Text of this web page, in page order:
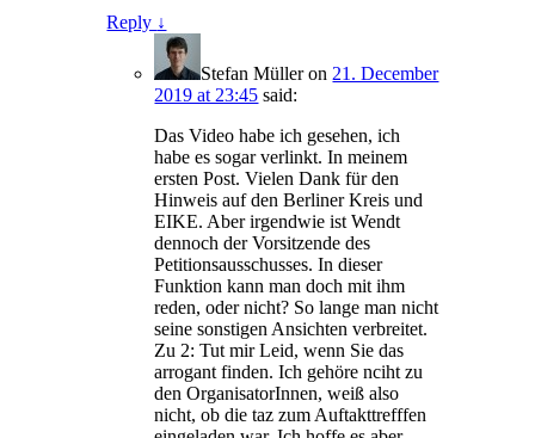
Reply ↓
Stefan Mülleron 21. December
2019 at 23:45 said:
Das Video habe ich gesehen, ich
habe es sogar verlinkt. In meinem
ersten Post. Vielen Dank für den
Hinweis auf den Berliner Kreis und
EIKE. Aber irgendwie ist Wendt
dennoch der Vorsitzende des
Petitionsausschusses. In dieser
Funktion kann man doch mit ihm
reden, oder nicht? So lange man nicht
seine sonstigen Ansichten verbreitet.
Zu 2: Tut mir Leid, wenn Sie das
arrogant finden. Ich gehöre nciht zu
den OrganisatorInnen, weiß also
nicht, ob die taz zum Auftakttrefffen